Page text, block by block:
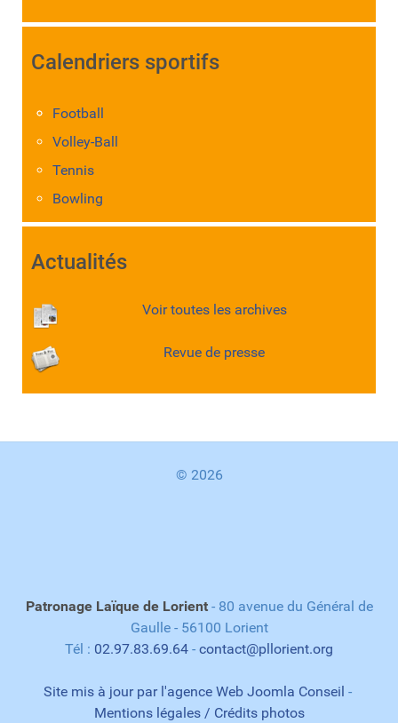
Calendriers sportifs
Football
Volley-Ball
Tennis
Bowling
Actualités
Voir toutes les archives
Revue de presse
© 2026
Patronage Laïque de Lorient - 80 avenue du Général de
Gaulle - 56100 Lorient
Tél : 02.97.83.69.64 - contact@pllorient.org
Site mis à jour par l'agence Web Joomla Conseil -
Mentions légales / Crédits photos